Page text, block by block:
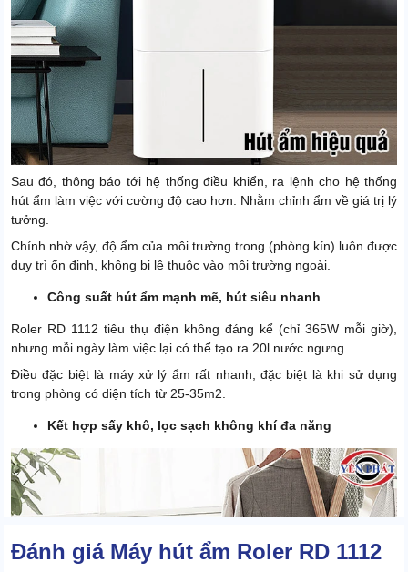
Sau đó, thông báo tới hệ thống điều khiển, ra lệnh cho hệ thống
hút ẩm làm việc với cường độ cao hơn. Nhằm chỉnh ẩm về giá trị lý
tưởng.
Chính nhờ vậy, độ ẩm của môi trường trong (phòng kín) luôn được
duy trì ổn định, không bị lệ thuộc vào môi trường ngoài.
Công suất hút ẩm mạnh mẽ, hút siêu nhanh
Roler RD 1112 tiêu thụ điện không đáng kể (chỉ 365W mỗi giờ),
nhưng mỗi ngày làm việc lại có thể tạo ra 20l nước ngưng.
Điều đặc biệt là máy xử lý ẩm rất nhanh, đặc biệt là khi sử dụng
trong phòng có diện tích từ 25-35m2.
Kết hợp sấy khô, lọc sạch không khí đa năng
Đánh giá Máy hút ẩm Roler RD 1112